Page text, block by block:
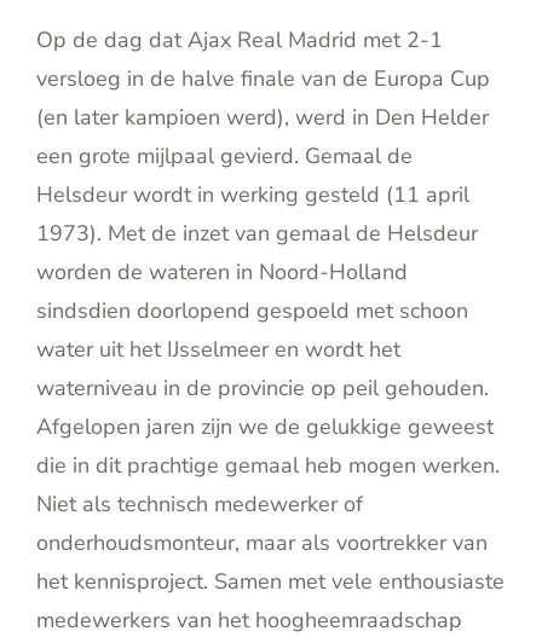
Contact
Op de dag dat Ajax Real Madrid met 2-1
versloeg in de halve finale van de Europa Cup
(en later kampioen werd), werd in Den Helder
een grote mijlpaal gevierd. Gemaal de
Helsdeur wordt in werking gesteld (11 april
1973). Met de inzet van gemaal de Helsdeur
worden de wateren in Noord-Holland
sindsdien doorlopend gespoeld met schoon
water uit het IJsselmeer en wordt het
waterniveau in de provincie op peil gehouden.
Afgelopen jaren zijn we de gelukkige geweest
die in dit prachtige gemaal heb mogen werken.
Niet als technisch medewerker of
onderhoudsmonteur, maar als voortrekker van
het kennisproject. Samen met vele enthousiaste
medewerkers van het hoogheemraadschap